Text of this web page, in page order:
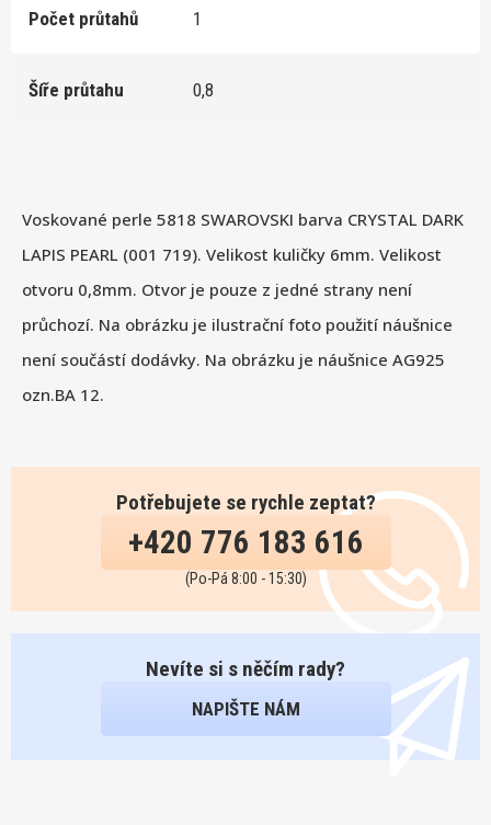
Voskované perle 5818 SWAROVSKI barva CRYSTAL DARK
LAPIS PEARL (001 719). Velikost kuličky 6mm. Velikost
otvoru 0,8mm. Otvor je pouze z jedné strany není
průchozí. Na obrázku je ilustrační foto použití náušnice
není součástí dodávky. Na obrázku je náušnice AG925
ozn.BA 12.
Potřebujete se rychle zeptat?
+420 776 183 616
(Po-Pá 8:00 - 15:30)
Nevíte si s něčím rady?
NAPIŠTE NÁM
Počet průtahů 1
Šíře průtahu 0,8